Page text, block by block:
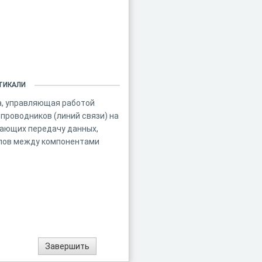
управляющая работой
(линий связи) на
передачу данных,
между компонентами